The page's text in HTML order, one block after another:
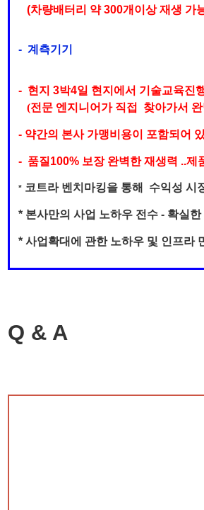
(차량배터리 약 300개이상 재생 가
- 계측기기
- 현지 3박4일 현지에서 기술교육진
(전문 엔지니어가 직접 찾아가서 완
- 약간의 본사 가맹비용이 포함되어
- 품질100% 보장 완벽한 재생력 ..제
* 코트라 벤치마킹을 통해 수익성
* 본사만의 사업 노하우 전수 - 확실
* 사업확대에 관한 노하우 및 인프라
Q & A